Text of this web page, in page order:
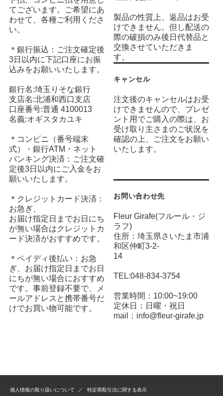
てございます。ご希望にあ
わせて、各種ご利用くださ
い。
＊銀行振込：ご注文確定後
3日以内に下記口座にお振
込みをお願いいたします。
銀行名:埼玉りそな銀行
支店名:北浦和西口支店
口座番号:普通 4100013
名義:オギスタカユキ
＊コンビニ（番号端末
式）・銀行ATM・ネット
バンキング決済：ご注文確
定後3日以内にご入金をお
願いいたします。
＊クレジットカード決済：
お急ぎ、
お届け指定日までお日にち
が無い場合はクレジットカ
ード決済がおすすめです。
＊ペイディ後払い：お急
ぎ、お届け指定日までお日
にちが無い場合におすすめ
です。事前登録不要で、メ
ールアドレスと携帯番号だ
けでお買い物可能です。
製品の性質上、返品はお受
けできません。但し配送の
際の破損のみ後日代替品と
交換させていただきま
す。
キャンセル
注文後のキャンセルはお受
けできませんので、プレゼ
ント用でご購入の際は、お
受け取り主さまのご状況を
確認の上、ご注文をお願い
いたします。
お問い合わせ先
Fleur Girafe(フルール・ジ
ラフ)
住所：埼玉県さいたま市浦
和区仲町3-2-
14
TEL:048-834-3754
営業時間：10:00~19:00
定休日：日曜・祝日
mail：info@fleur-girafe.jp
個人情報の取り扱いについて 特定商取引法に関する表示